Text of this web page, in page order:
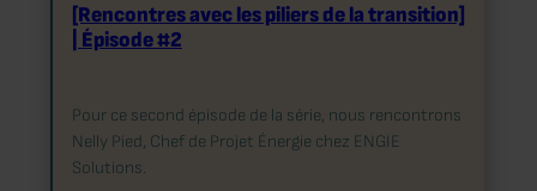
[Rencontres avec les piliers de la transition]
| Épisode #2
Pour ce second épisode de la série, nous rencontrons
Nelly Pied, Chef de Projet Énergie chez ENGIE
Solutions.